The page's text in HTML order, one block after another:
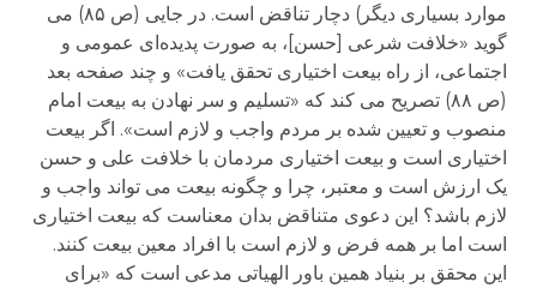
موارد بسیاری دیگر) دچار تناقض است. در جایی (ص ۸۵) می
گوید «خلافت شرعی [حسن]، به صورت پدیده‌ای عمومی و
اجتماعی، از راه بیعت اختیاری تحقق یافت» و چند صفحه بعد
(ص ۸۸) تصریح می کند که «تسلیم و سر نهادن به بیعت امام
منصوب و تعیین شده بر مردم واجب و لازم است». اگر بیعت
اختیاری است و بیعت اختیاری مردمان با خلافت علی و حسن
یک ارزش است و معتبر، چرا و چگونه بیعت می تواند واجب و
لازم باشد؟ این دعوی متناقض بدان معناست که بیعت اختیاری
است اما بر همه فرض و لازم است با افراد معین بیعت کنند.
این محقق بر بنیاد همین باور الهیاتی مدعی است که «برای